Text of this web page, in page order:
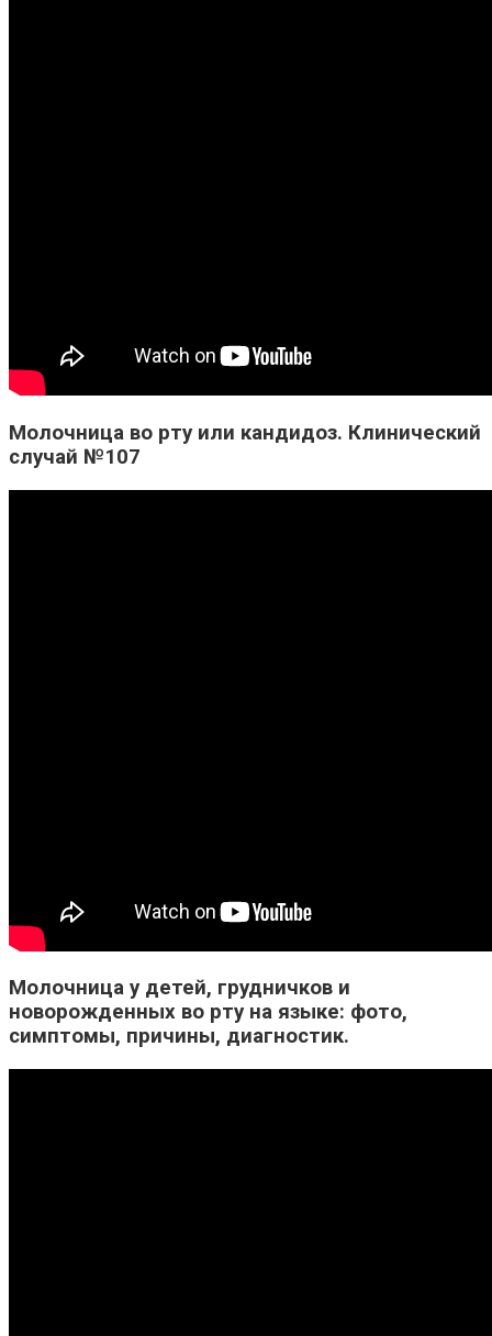
Молочница во рту или кандидоз. Клинический
случай №107
Молочница у детей, грудничков и
новорожденных во рту на языке: фото,
симптомы, причины, диагностик.